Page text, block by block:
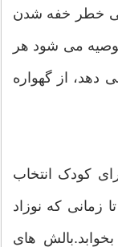
خطر خفه شدن
می شود هر
دهد، از گهواره
کودک انتخاب
زمانی که نوزاد
های